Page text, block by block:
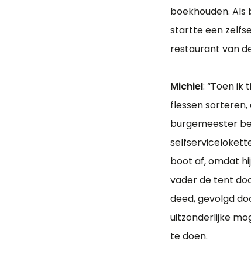
boekhouden. Als
startte een
restaurant van
Michiel: “Toen ik
flessen
burgemeester
boot af, omdat
vader de tent
deed, gevolgd
uitzonderlijke
te doen.